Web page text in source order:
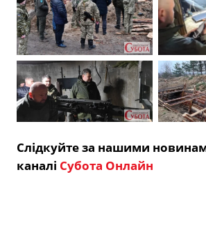
Слідкуйте за нашими
каналі Субота Онлайн